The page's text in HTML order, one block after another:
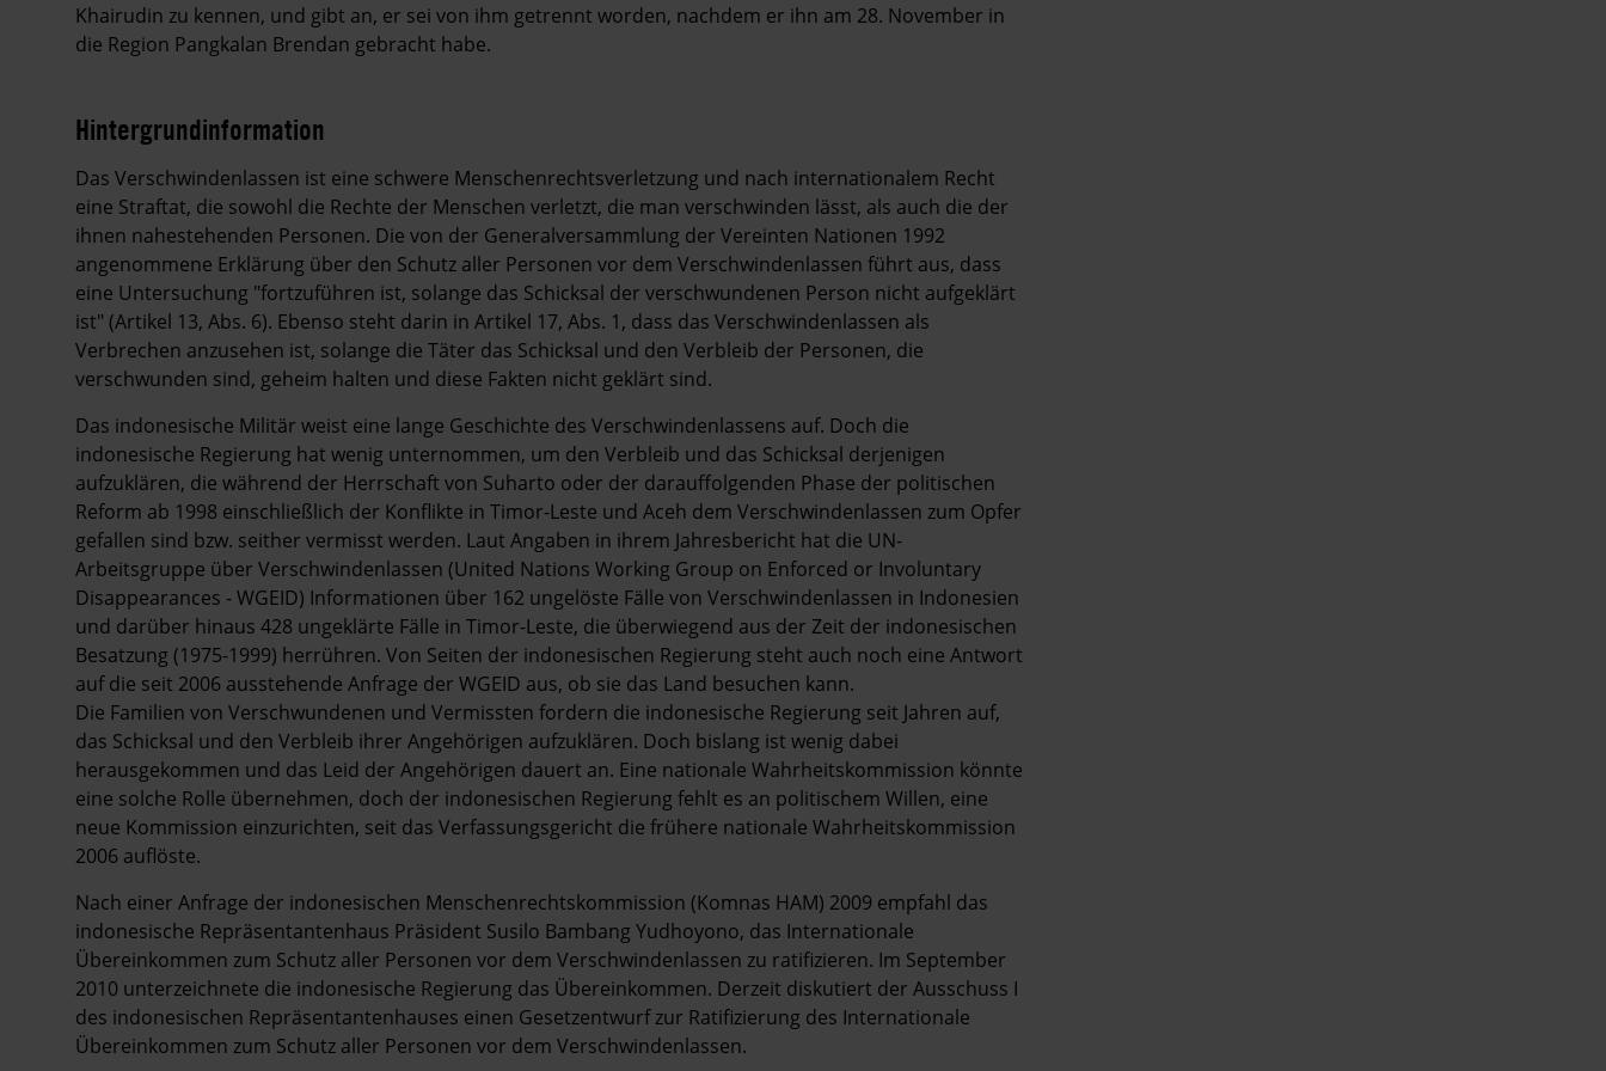
Khairudin zu kennen, und gibt an, er sei von ihm getrennt worden, nachdem er ihn am 28. November in
die Region Pangkalan Brendan gebracht habe.
Hintergrundinformation
Hintergrund
Das Verschwindenlassen ist eine schwere Menschenrechtsverletzung und nach internationalem Recht
eine Straftat, die sowohl die Rechte der Menschen verletzt, die man verschwinden lässt, als auch die der
ihnen nahestehenden Personen. Die von der Generalversammlung der Vereinten Nationen 1992
angenommene Erklärung über den Schutz aller Personen vor dem Verschwindenlassen führt aus, dass
eine Untersuchung "fortzuführen ist, solange das Schicksal der verschwundenen Person nicht aufgeklärt
ist" (Artikel 13, Abs. 6). Ebenso steht darin in Artikel 17, Abs. 1, dass das Verschwindenlassen als
Verbrechen anzusehen ist, solange die Täter das Schicksal und den Verbleib der Personen, die
verschwunden sind, geheim halten und diese Fakten nicht geklärt sind.
Das indonesische Militär weist eine lange Geschichte des Verschwindenlassens auf. Doch die
indonesische Regierung hat wenig unternommen, um den Verbleib und das Schicksal derjenigen
aufzuklären, die während der Herrschaft von Suharto oder der darauffolgenden Phase der politischen
Reform ab 1998 einschließlich der Konflikte in Timor-Leste und Aceh dem Verschwindenlassen zum Opfer
gefallen sind bzw. seither vermisst werden. Laut Angaben in ihrem Jahresbericht hat die UN-
Arbeitsgruppe über Verschwindenlassen (United Nations Working Group on Enforced or Involuntary
Disappearances - WGEID) Informationen über 162 ungelöste Fälle von Verschwindenlassen in Indonesien
und darüber hinaus 428 ungeklärte Fälle in Timor-Leste, die überwiegend aus der Zeit der indonesischen
Besatzung (1975-1999) herrühren. Von Seiten der indonesischen Regierung steht auch noch eine Antwort
auf die seit 2006 ausstehende Anfrage der WGEID aus, ob sie das Land besuchen kann.
Die Familien von Verschwundenen und Vermissten fordern die indonesische Regierung seit Jahren auf,
das Schicksal und den Verbleib ihrer Angehörigen aufzuklären. Doch bislang ist wenig dabei
herausgekommen und das Leid der Angehörigen dauert an. Eine nationale Wahrheitskommission könnte
eine solche Rolle übernehmen, doch der indonesischen Regierung fehlt es an politischem Willen, eine
neue Kommission einzurichten, seit das Verfassungsgericht die frühere nationale Wahrheitskommission
2006 auflöste.
Nach einer Anfrage der indonesischen Menschenrechtskommission (Komnas HAM) 2009 empfahl das
indonesische Repräsentantenhaus Präsident Susilo Bambang Yudhoyono, das Internationale
Übereinkommen zum Schutz aller Personen vor dem Verschwindenlassen zu ratifizieren. Im September
2010 unterzeichnete die indonesische Regierung das Übereinkommen. Derzeit diskutiert der Ausschuss I
des indonesischen Repräsentantenhauses einen Gesetzentwurf zur Ratifizierung des Internationale
Übereinkommen zum Schutz aller Personen vor dem Verschwindenlassen.